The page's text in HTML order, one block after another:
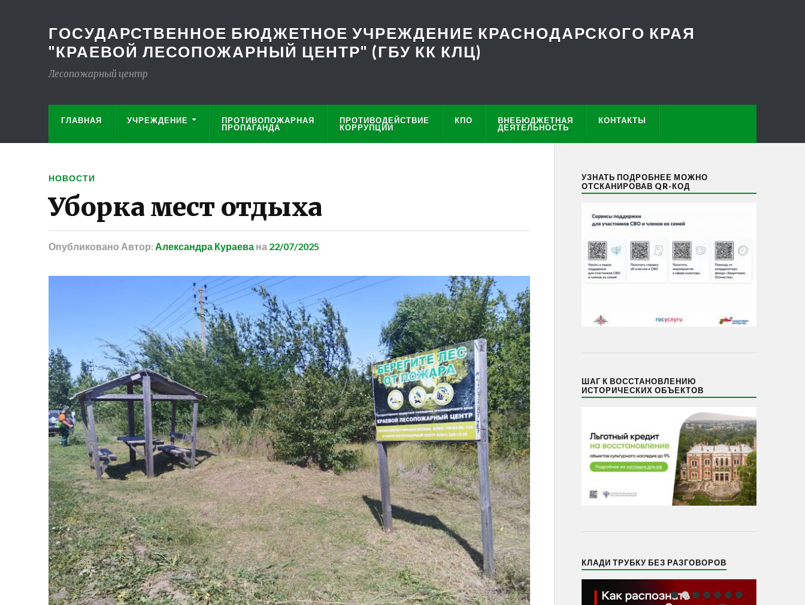
ГОСУДАРСТВЕННОЕ БЮДЖЕТНОЕ УЧРЕЖДЕНИЕ КРАСНОДАРСКОГО КРАЯ
"КРАЕВОЙ ЛЕСОПОЖАРНЫЙ ЦЕНТР" (ГБУ КК КЛЦ)
Лесопожарный центр
ГЛАВНАЯ УЧРЕЖДЕНИЕ ПРОТИВОПОЖАРНАЯ
ПРОПАГАНДА
ПРОТИВОДЕЙСТВИЕ
КОРРУПЦИИ
КПО ВНЕБЮДЖЕТНАЯ
ДЕЯТЕЛЬНОСТЬ
КОНТАКТЫ
НОВОСТИ
Уборка мест отдыха
Опубликовано Автор: Александра Кураева на 22/07/2025
УЗНАТЬ ПОДРОБНЕЕ МОЖНО
ОТСКАНИРОВАВ QR-КОД
ШАГ К ВОССТАНОВЛЕНИЮ
ИСТОРИЧЕСКИХ ОБЪЕКТОВ
КЛАДИ ТРУБКУ БЕЗ РАЗГОВОРОВ